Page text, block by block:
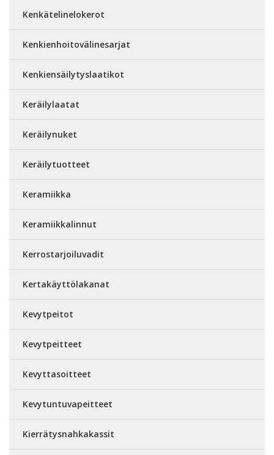
Kenkätelinelokerot
Kenkienhoitovälinesarjat
Kenkiensäilytyslaatikot
Keräilylaatat
Keräilynuket
Keräilytuotteet
Keramiikka
Keramiikkalinnut
Kerrostarjoiluvadit
Kertakäyttölakanat
Kevytpeitot
Kevytpeitteet
Kevyttasoitteet
Kevytuntuvapeitteet
Kierrätysnahkakassit